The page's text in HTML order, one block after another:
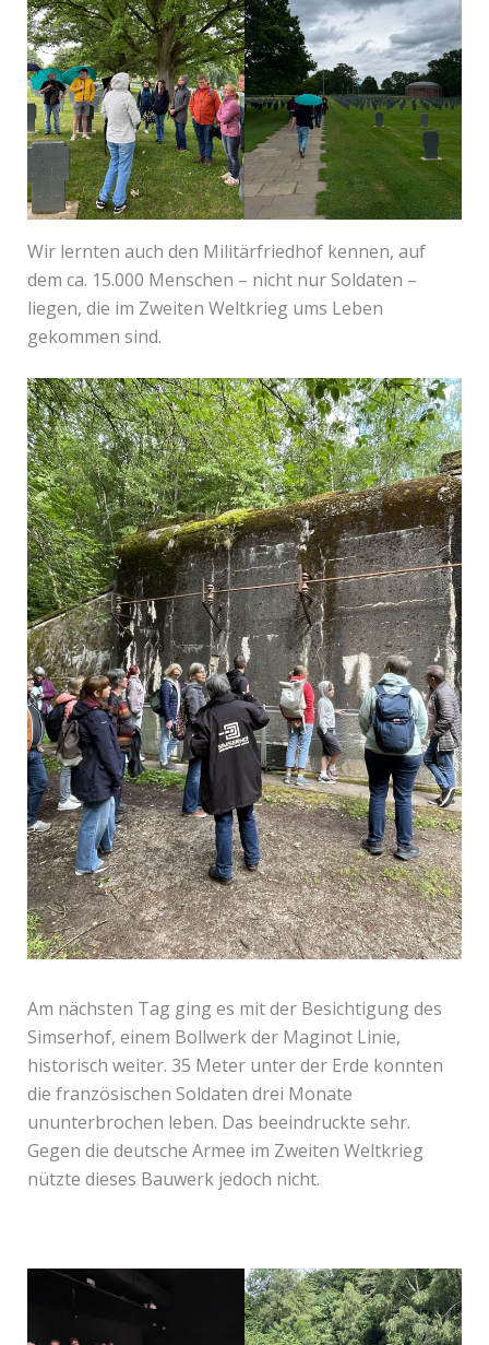
Wir lernten auch den Militärfriedhof kennen, auf
dem ca. 15.000 Menschen – nicht nur Soldaten –
liegen, die im Zweiten Weltkrieg ums Leben
gekommen sind.
Am nächsten Tag ging es mit der Besichtigung des
Simserhof, einem Bollwerk der Maginot Linie,
historisch weiter. 35 Meter unter der Erde konnten
die französischen Soldaten drei Monate
ununterbrochen leben. Das beeindruckte sehr.
Gegen die deutsche Armee im Zweiten Weltkrieg
nützte dieses Bauwerk jedoch nicht.